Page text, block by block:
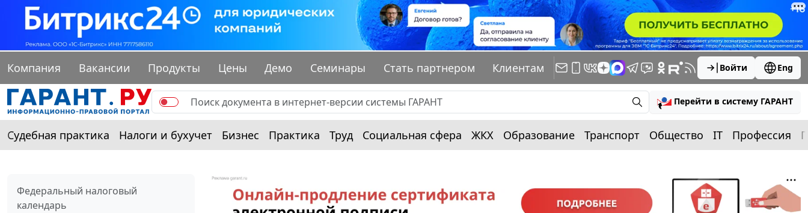
Компания Вакансии Продукты Цены Демо Семинары Стать партнером Клиентам Войти Eng
Перейти в систему ГАРАНТ
Судебная практика Налоги и бухучет Бизнес Практика Труд Социальная сфера ЖКХ Образование Транспорт Общество IT Профессия
Федеральный налоговый
календарь